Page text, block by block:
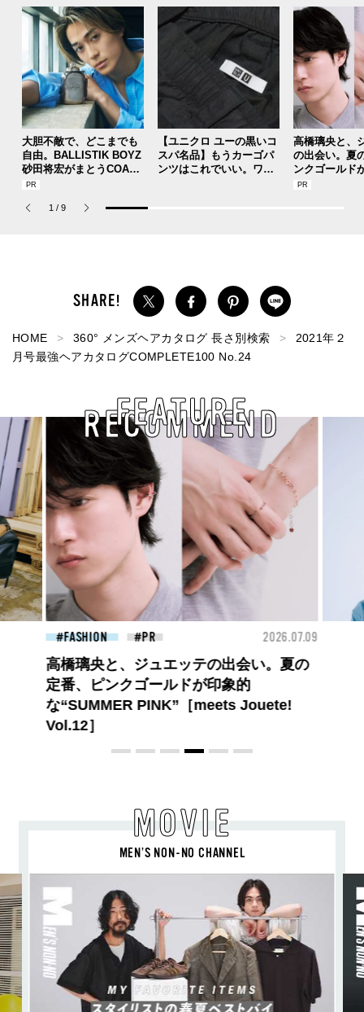
大胆不敵で、どこまでも
自由。BALLISTIK BOYZ
砂田将宏がまとうCOACH
の新作フレグランス「コ
パルファム」
【ユニクロ ユーの黒いコ
スパ名品】もうカーゴパ
ンツはこれでいい。ワー
高橋璃央と、
の出会い。夏
ンクゴールド
SUMMER
1 / 9
HOME 360° メンズヘアカタログ 長さ別検索
2021年２
月号最強ヘアカタログCOMPLETE100 No.24
RECOMMEND
FEATURE
BEAUTY 2026.07.09
夏のパーマ、さらにあか抜け。N.（エヌ
ドット）のスタイリングアイテムで作る
旬ヘアのテクニックを、人気３サロンに
教わった！
MOVIE
MEN’S NON-NO CHANNEL